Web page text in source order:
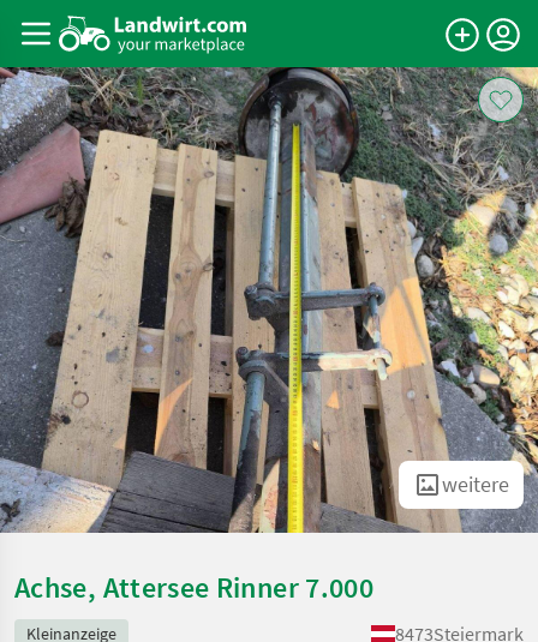
weitere
Achse, Attersee Rinner 7.000
Kleinanzeige 8473Steiermark